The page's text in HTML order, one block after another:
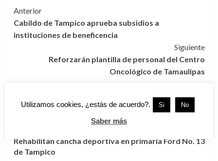
Navegación
de
entradas
Anterior
Cabildo de Tampico aprueba subsidios a
instituciones de beneficencia
Siguiente
Reforzarán plantilla de personal del Centro
Oncológico de Tamaulipas
Rehabilitan cancha deportiva en primaria Ford No. 13
de Tampico
Utilizamos cookies, ¿estás de acuerdo?. Si No
Saber más